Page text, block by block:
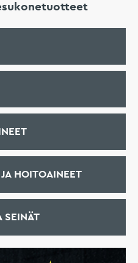
HOITOAINEET
SEINÄT